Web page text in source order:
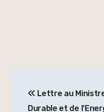
de
Lettre au
Durable et de